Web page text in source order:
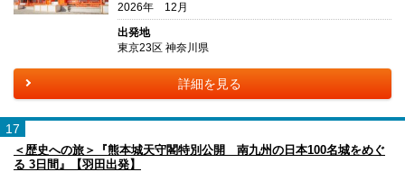
2026年 12月
出発地
東京23区 神奈川県
詳細を見る
17
＜歴史への旅＞『熊本城天守閣特別公開 南九州の日本100名城をめぐ
る 3日間』【羽田出発】